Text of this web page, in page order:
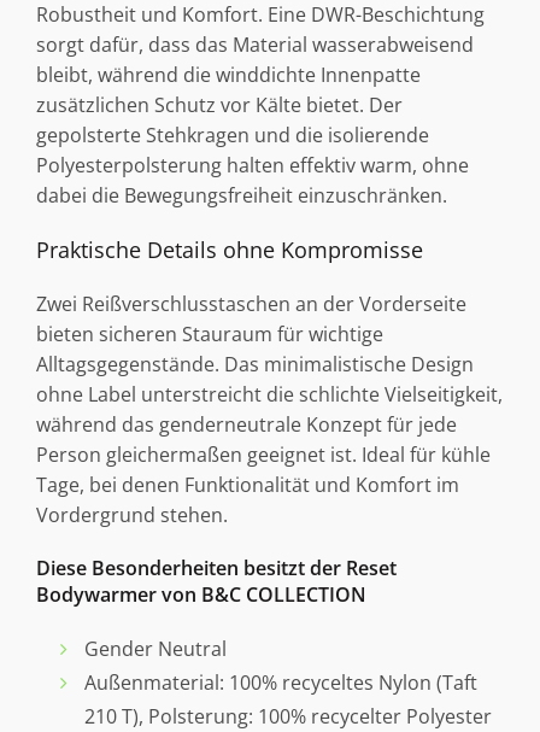
Robustheit und Komfort. Eine DWR-Beschichtung
sorgt dafür, dass das Material wasserabweisend
bleibt, während die winddichte Innenpatte
zusätzlichen Schutz vor Kälte bietet. Der
gepolsterte Stehkragen und die isolierende
Polyesterpolsterung halten effektiv warm, ohne
dabei die Bewegungsfreiheit einzuschränken.
Praktische Details ohne Kompromisse
Zwei Reißverschlusstaschen an der Vorderseite
bieten sicheren Stauraum für wichtige
Alltagsgegenstände. Das minimalistische Design
ohne Label unterstreicht die schlichte Vielseitigkeit,
während das genderneutrale Konzept für jede
Person gleichermaßen geeignet ist. Ideal für kühle
Tage, bei denen Funktionalität und Komfort im
Vordergrund stehen.
Diese Besonderheiten besitzt der Reset
Bodywarmer von B&C COLLECTION
Gender Neutral
Außenmaterial: 100% recyceltes Nylon (Taft
210 T), Polsterung: 100% recycelter Polyester